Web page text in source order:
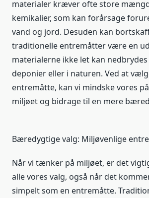
materialer kræver ofte store
kemikalier, som kan forårsage
vand og jord. Desuden kan
traditionelle entremåtter være en
materialerne ikke let kan
deponier eller i naturen. Ved at
entremåtte, kan vi mindske vores
miljøet og bidrage til en mere
Bæredygtige valg: Miljøvenlige
Når vi tænker på miljøet, er det
alle vores valg, også når det
simpelt som en entremåtte.